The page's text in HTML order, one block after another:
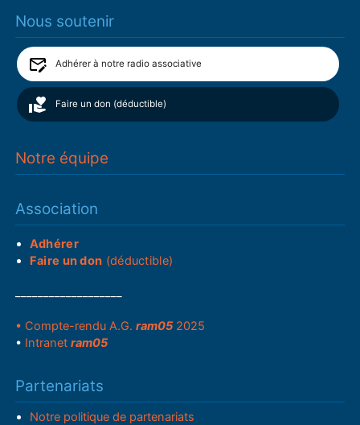
Nous soutenir
Adhérer à notre radio associative
Faire un don (déductible)
Notre équipe
Association
Adhérer
Faire un don (déductible)
• Compte-rendu A.G.ram05 2025
• Intranetram05
Partenariats
Notre politique de partenariats